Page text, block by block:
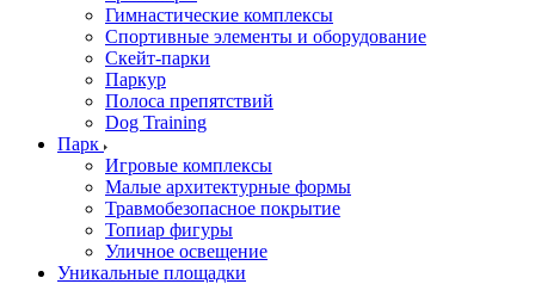
Гимнастические комплексы
Спортивные элементы и оборудование
Скейт-парки
Паркур
Полоса препятствий
Dog Training
Парк
Игровые комплексы
Малые архитектурные формы
Травмобезопасное покрытие
Топиар фигуры
Уличное освещение
Уникальные площадки